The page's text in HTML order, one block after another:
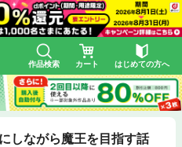
作品検索 カート はじめての方へ
しながら魔王を目指す話